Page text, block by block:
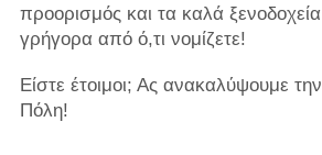
προορισμός και τα καλά
γρήγορα από ό,τι νομίζετε!
Είστε έτοιμοι; Ας ανακαλύψουμε
Πόλη!